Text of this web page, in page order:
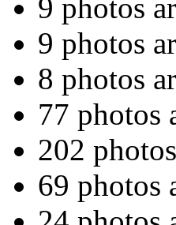
9 photos
9 photos
8 photos
77 photos
202
69 photos